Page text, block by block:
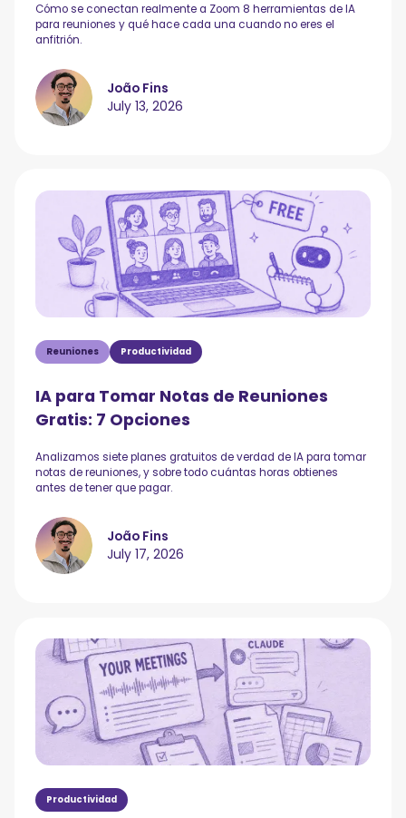
Cómo se conectan realmente a Zoom 8 herramientas de IA
para reuniones y qué hace cada una cuando no eres el
anfitrión.
João Fins
July 13, 2026
Reuniones Productividad
IA para Tomar Notas de Reuniones
Gratis: 7 Opciones
Analizamos siete planes gratuitos de verdad de IA para tomar
notas de reuniones, y sobre todo cuántas horas obtienes
antes de tener que pagar.
João Fins
July 17, 2026
Productividad